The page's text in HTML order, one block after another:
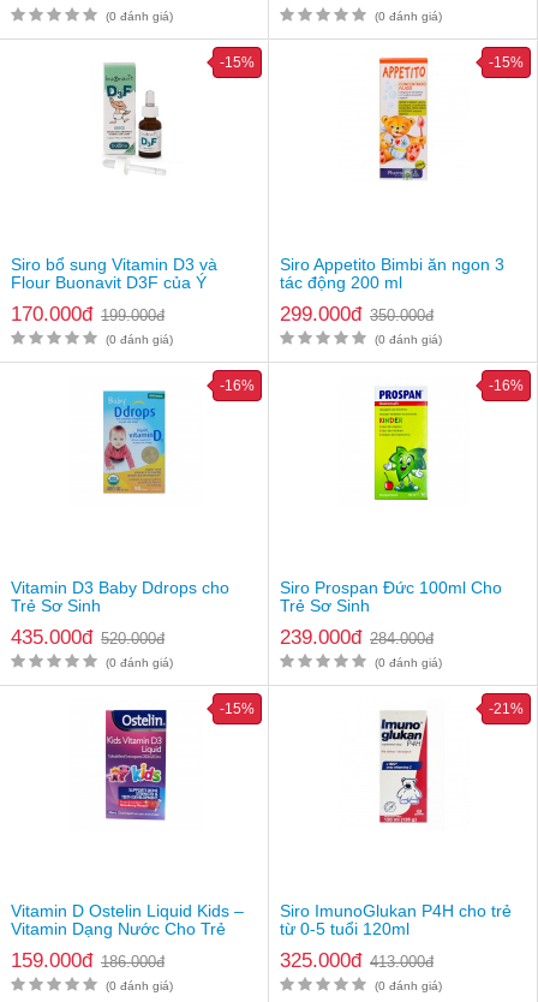
Quy cách đóng gói: 1 lọ 120 viên
: Thực phẩm này không phải là thuốc và không có tác
dụng thay thế thuốc chữa bệnh. Hiệu quả sử dụng tuỳ thuộc cơ
địa từng người
(0 đánh giá) (0 đánh giá)
Siro bổ sung Vitamin D3 và
Flour Buonavit D3F của Ý
170.000đ 199.000đ
-15%
(0 đánh giá)
Siro Appetito Bimbi ăn ngon 3
tác động 200 ml
299.000đ 350.000đ
-15%
(0 đánh giá)
Vitamin D3 Baby Ddrops cho
Trẻ Sơ Sinh
435.000đ 520.000đ
-16%
(0 đánh giá)
Siro Prospan Đức 100ml Cho
Trẻ Sơ Sinh
239.000đ 284.000đ
-16%
(0 đánh giá)
Vitamin D Ostelin Liquid Kids –
Vitamin Dạng Nước Cho Trẻ
159.000đ 186.000đ
-15%
(0 đánh giá)
Siro ImunoGlukan P4H cho trẻ
từ 0-5 tuổi 120ml
325.000đ 413.000đ
-21%
(0 đánh giá)